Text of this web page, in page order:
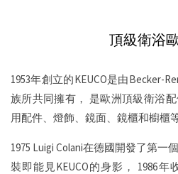
頂級衛浴
1953年創立的KEUCO是由Becker-
族所共同擁有， 是歐洲頂級衛浴
用配件、燈飾、鏡面、鏡櫃和櫥櫃等
1975 Luigi Colani在德國開發了第
裝即能見KEUCO的身影，
1986年